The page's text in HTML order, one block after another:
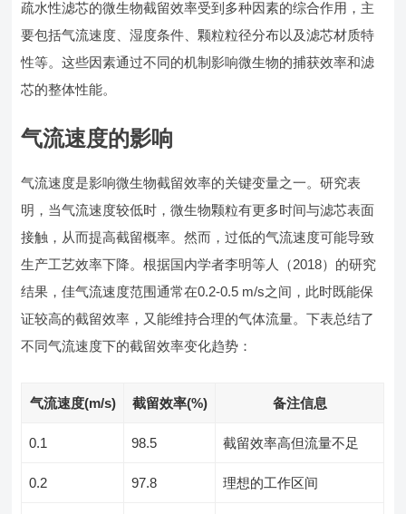
疏水性滤芯的微生物截留效率受到多种因素的综合作用，主
要包括气流速度、湿度条件、颗粒粒径分布以及滤芯材质特
性等。这些因素通过不同的机制影响微生物的捕获效率和滤
芯的整体性能。
气流速度的影响
气流速度是影响微生物截留效率的关键变量之一。研究表
明，当气流速度较低时，微生物颗粒有更多时间与滤芯表面
接触，从而提高截留概率。然而，过低的气流速度可能导致
生产工艺效率下降。根据国内学者李明等人（2018）的研究
结果，佳气流速度范围通常在0.2-0.5 m/s之间，此时既能保
证较高的截留效率，又能维持合理的气体流量。下表总结了
不同气流速度下的截留效率变化趋势：
气流速度(m/s) 截留效率(%) 备注信息
0.1 98.5 截留效率高但流量不足
0.2 97.8 理想的工作区间